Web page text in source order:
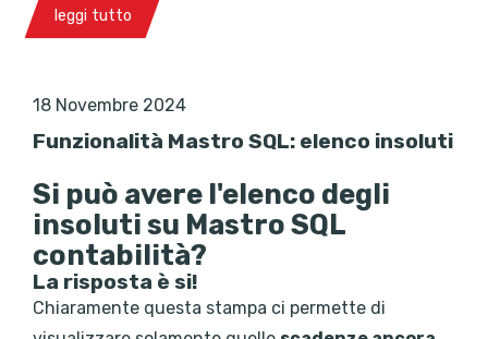
leggi tutto
18 Novembre 2024
Funzionalità Mastro SQL: elenco insoluti
Si può avere l'elenco degli
insoluti su Mastro SQL
contabilità?
La risposta è si!
Chiaramente questa stampa ci permette di